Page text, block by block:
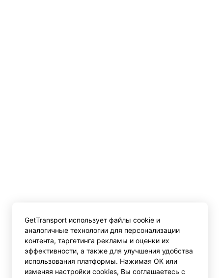
GetTransport использует файлы cookie и
аналогичные технологии для персонализации
контента, таргетинга рекламы и оценки их
эффективности, а также для улучшения удобства
использования платформы. Нажимая ОК или
изменяя настройки cookies, Вы соглашаетесь с